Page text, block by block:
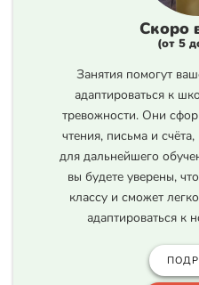
Скоро
(от 5
Занятия помогут
адаптироваться к
тревожности. Они
чтения, письма и
для дальнейшего
вы будете уверены,
классу и сможет
адаптироваться к